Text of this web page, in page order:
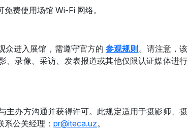
费使用场馆 Wi-Fi 网络。
众进入展馆，需遵守官方的参观规则。请注意，该
、录像、采访、发表报道或其他仅限认证媒体进行
主办方沟通并获得许可。此规定适用于摄影师、摄
公关经理： pr@iteca.uz。